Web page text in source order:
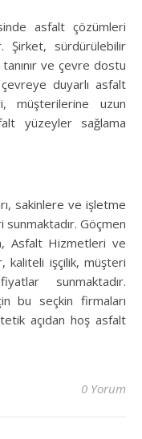
asfalt çözümleri
Şirket, sürdürülebilir
tanınır ve çevre dostu
duyarlı asfalt
müşterilerine uzun
yüzeyler sağlama
sakinlere ve işletme
Göçmen
Asfalt Hizmetleri ve
kaliteli işçilik, müşteri
sunmaktadır.
bu seçkin firmaları
açıdan hoş asfalt
0 Yorum